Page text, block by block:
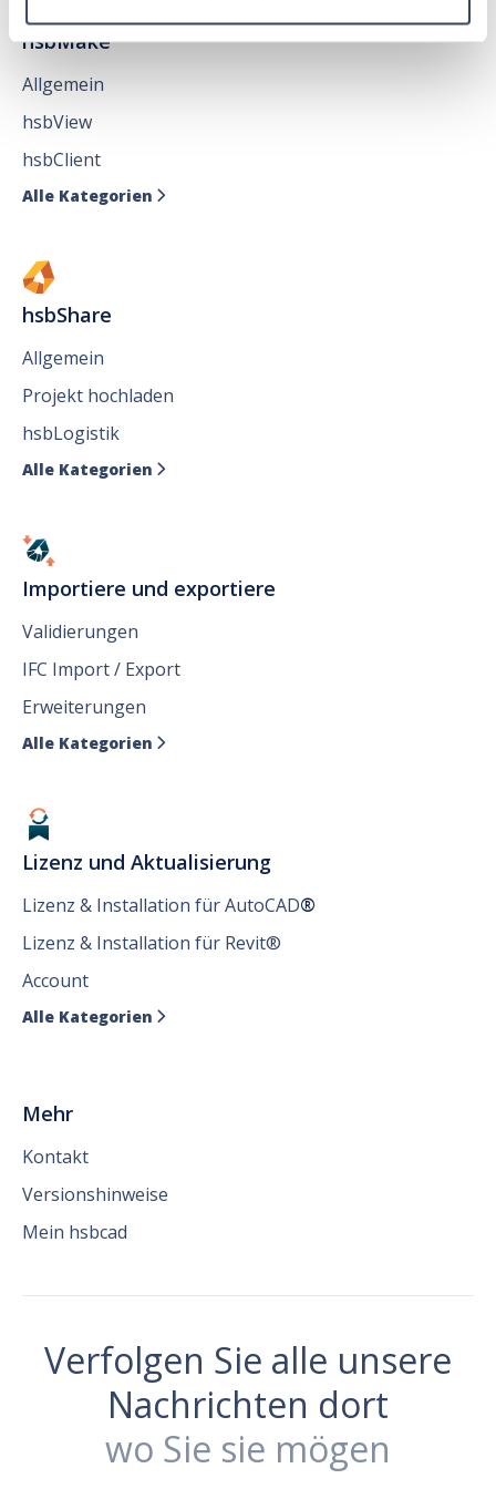
hsbMake
Allgemein
hsbView
hsbClient
Alle Kategorien 
hsbShare
Allgemein
Projekt hochladen
hsbLogistik
Alle Kategorien 
Importiere und exportiere
Validierungen
IFC Import / Export
Erweiterungen
Alle Kategorien 
Lizenz und Aktualisierung
Lizenz & Installation für AutoCAD®
Lizenz & Installation für Revit®
Account
Alle Kategorien 
Mehr
Kontakt
Versionshinweise
Mein hsbcad
Verfolgen Sie alle unsere
Nachrichten dort
wo Sie sie mögen